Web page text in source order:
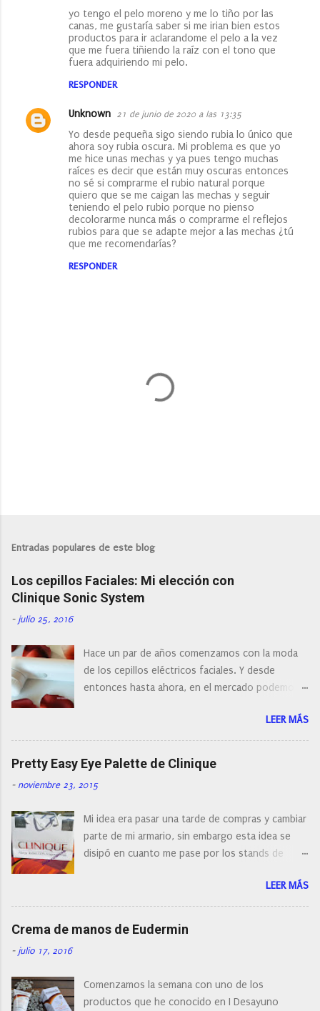
yo tengo el pelo moreno y me lo tiño por las
canas, me gustaría saber si me irian bien estos
productos para ir aclarandome el pelo a la vez
que me fuera tiñiendo la raíz con el tono que
fuera adquiriendo mi pelo.
RESPONDER
Unknown 21 de junio de 2020 a las 13:35
Yo desde pequeña sigo siendo rubia lo único que
ahora soy rubia oscura. Mi problema es que yo
me hice unas mechas y ya pues tengo muchas
raíces es decir que están muy oscuras entonces
no sé si comprarme el rubio natural porque
quiero que se me caigan las mechas y seguir
teniendo el pelo rubio porque no pienso
decolorarme nunca más o comprarme el reflejos
rubios para que se adapte mejor a las mechas ¿tú
que me recomendarías?
RESPONDER
l
a
r
n
o
m
e
n
t
a
o
Entradas populares de este blog
Los cepillos Faciales: Mi elección con
Clinique Sonic System
- julio 25, 2016
Hace un par de años comenzamos con la moda
de los cepillos eléctricos faciales. Y desde
entonces hasta ahora, en el mercado podemos
con diferentes características, a pilas, a batería,
cepillos de rotación o de oscilación... y
naturalmente de todos los precios. Existe en la
actualidad tal variedad, que antes de hacer la
compra debemos de hacernos unas preguntas:
post os voy a dar mi opinión de porque elegí mi
cepillo facial de Clinique
LEER MÁS
Pretty Easy Eye Palette de Clinique
- noviembre 23, 2015
Mi idea era pasar una tarde de compras y cambiar
parte de mi armario, sin embargo esta idea se
disipó en cuanto me pase por los stands de
resistirse a esta paleta de colores de Clinique.
LEER MÁS
Crema de manos de Eudermin
- julio 17, 2016
Comenzamos la semana con uno de los
productos que he conocido en I Desayuno